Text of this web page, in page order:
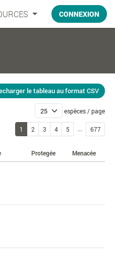
CONNEXION
le tableau au format CSV
espèces / page
1 2 3 4 5 ... 677
Protegée Menacée